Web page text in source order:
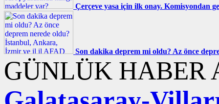
Çerçeve yasa için ilk onay. Komisyondan
Son dakika deprem mi oldu? Az önce
GÜNLÜK HABER